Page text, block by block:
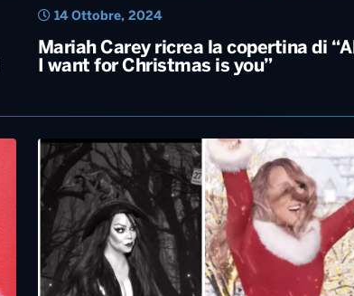
Mariah Carey ricrea la copertina di “All
I want for Christmas is you”
14 Ottobre, 2024